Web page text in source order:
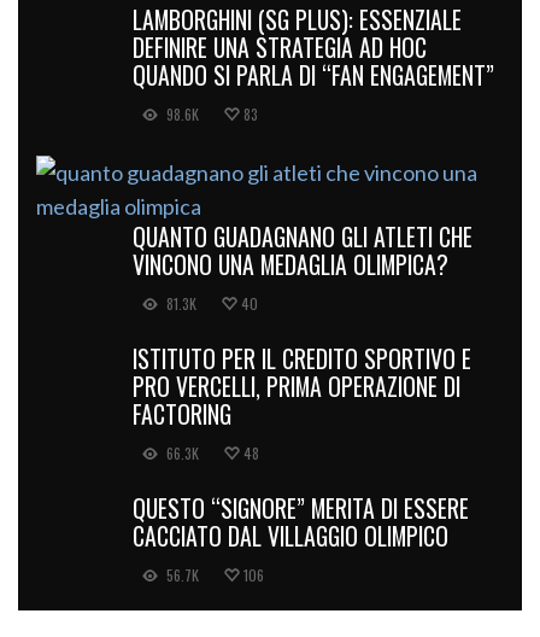
LAMBORGHINI (SG PLUS): ESSENZIALE
DEFINIRE UNA STRATEGIA AD HOC
QUANDO SI PARLA DI “FAN ENGAGEMENT”
98.6K 83
QUANTO GUADAGNANO GLI ATLETI CHE
VINCONO UNA MEDAGLIA OLIMPICA?
81.3K 40
ISTITUTO PER IL CREDITO SPORTIVO E
PRO VERCELLI, PRIMA OPERAZIONE DI
FACTORING
66.3K 48
QUESTO “SIGNORE” MERITA DI ESSERE
CACCIATO DAL VILLAGGIO OLIMPICO
56.7K 106